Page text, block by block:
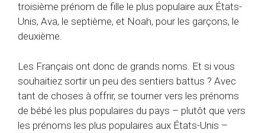
troisième prénom de fille le plus populaire aux États-
Unis, Ava, le septième, et Noah, pour les garçons, le
deuxième.
Les Français ont donc de grands noms. Et si vous
souhaitiez sortir un peu des sentiers battus ? Avec
tant de choses à offrir, se tourner vers les prénoms
de bébé les plus populaires du pays – plutôt que vers
les prénoms les plus populaires aux États-Unis –